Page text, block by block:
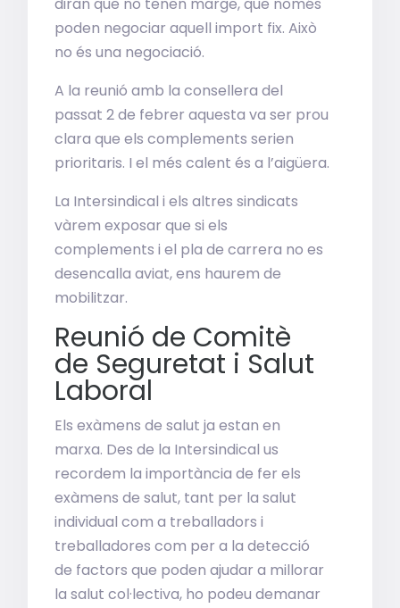
poden negociar aquell import fix. Això
no és una negociació.
A la reunió amb la consellera del
passat 2 de febrer aquesta va ser prou
clara que els complements serien
prioritaris. I el més calent és a l’aigüera.
La Intersindical i els altres sindicats
vàrem exposar que si els
complements i el pla de carrera no es
desencalla aviat, ens haurem de
mobilitzar.
Reunió de Comitè
de Seguretat i Salut
Laboral
Els exàmens de salut ja estan en
marxa. Des de la Intersindical us
recordem la importància de fer els
exàmens de salut, tant per la salut
individual com a treballadors i
treballadores com per a la detecció
de factors que poden ajudar a millorar
la salut col·lectiva, ho podeu demanar